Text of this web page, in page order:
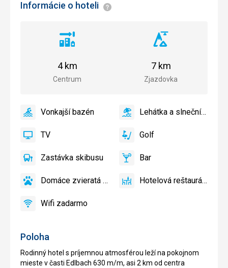
Poloha
Rodinný hotel s príjemnou atmosférou leží na pokojnom
mieste v časti Edlbach 630 m/m, asi 2 km od centra
Informácie o hoteli Informácie
Vzdialenosť
centra
Centrum
4 km
Vzdialenosť
zjazdovky
Zjazdovka
7 km
VonkajšíVonkajší bazén
áno
Lehátka
slnečníky
bazéne
Lehátka a slnečníky pri
áno
TV TV
áno Golf Golf
áno
ZastávkaZastávka skibusu
áno Bar Bar
áno
Domáce
povolené
Domáce zvieratá povolené
áno
HotelováHotelová reštaurácia
áno
Wifi
Wifi zadarmo
áno